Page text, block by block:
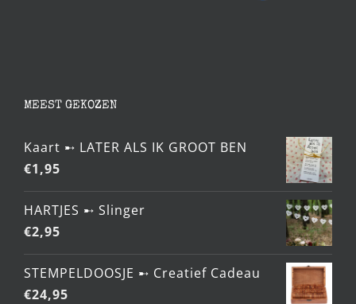
MEEST GEKOZEN
Kaart ➸ LATER ALS IK GROOT BEN
€1,95
HARTJES ➸ Slinger
€2,95
STEMPELDOOSJE ➸ Creatief Cadeau
€24,95